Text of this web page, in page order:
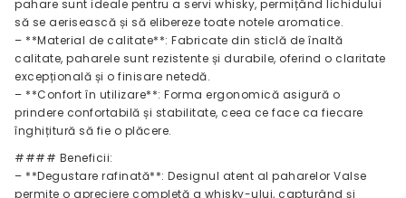
pahare sunt ideale pentru a servi whisky, permițând lichidului
să se aerisească și să elibereze toate notele aromatice.
– **Material de calitate**: Fabricate din sticlă de înaltă
calitate, paharele sunt rezistente și durabile, oferind o claritate
excepțională și o finisare netedă.
– **Confort în utilizare**: Forma ergonomică asigură o
prindere confortabilă și stabilitate, ceea ce face ca fiecare
înghițitură să fie o plăcere.
#### Beneficii:
– **Degustare rafinată**: Designul atent al paharelor Valse
permite o apreciere completă a whisky-ului, capturând și